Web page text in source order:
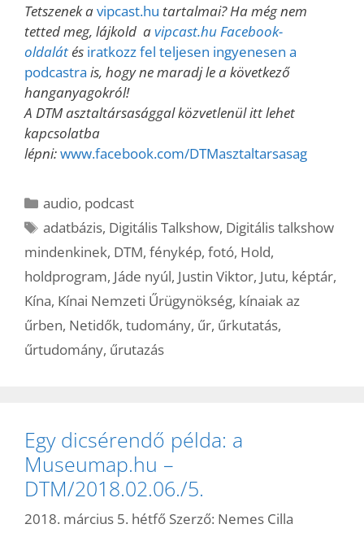
Tetszenek avipcast.hu tartalmai? Ha még nem
tetted meg, lájkold avipcast.hu Facebook-
oldalátés iratkozz fel teljesen ingyenesen a
podcastra is, hogy ne maradj le a következő
hanganyagokról!
A DTM asztaltársasággal közvetlenül itt lehet
kapcsolatba
lépni:www.facebook.com/DTMasztaltarsasag
Kategória
audio, podcast
Címkék
adatbázis, Digitális Talkshow, Digitális talkshow
mindenkinek, DTM, fénykép, fotó, Hold,
holdprogram, Jáde nyúl, Justin Viktor, Jutu, képtár,
Kína, Kínai Nemzeti Űrügynökség, kínaiak az
űrben, Netidők, tudomány, űr, űrkutatás,
űrtudomány, űrutazás
Egy dicsérendő példa: a
Museumap.hu –
DTM/2018.02.06./5.
2018. március 5. hétfő Szerző: Nemes Cilla